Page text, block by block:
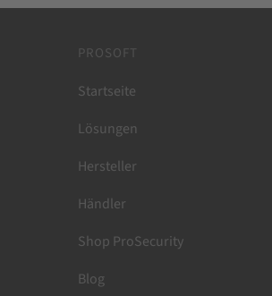
PROSOFT
Startseite
Lösungen
Hersteller
Händler
Shop ProSecurity
Blog